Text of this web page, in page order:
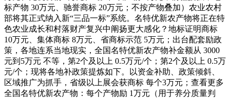
标产物 30万元、驰誉商标 20万元；不按产物叠加）农业农村
部将其正式纳入新“三品一标”系统。名特优新农产物将正在特
色农业成长和村落财产复兴中阐扬更大感化？地标证明商标
10万元、集体商标 8万元、省商标示范 5万元；出台配套励政
策，各地连系当地现实，全国名特优新农产物补金额从 3000
元到5万元 不等，第2个及以上 0.5万元/个；第2个及以上 0.5万
元/个；现将各地补政策提炼如下。以资金补助、政策倾斜、
区域推广为抓手，省级以上展会获商标 每个3万元；查看更多
全国名特优新农产物：每个产物励 1万元（用于养分质量判